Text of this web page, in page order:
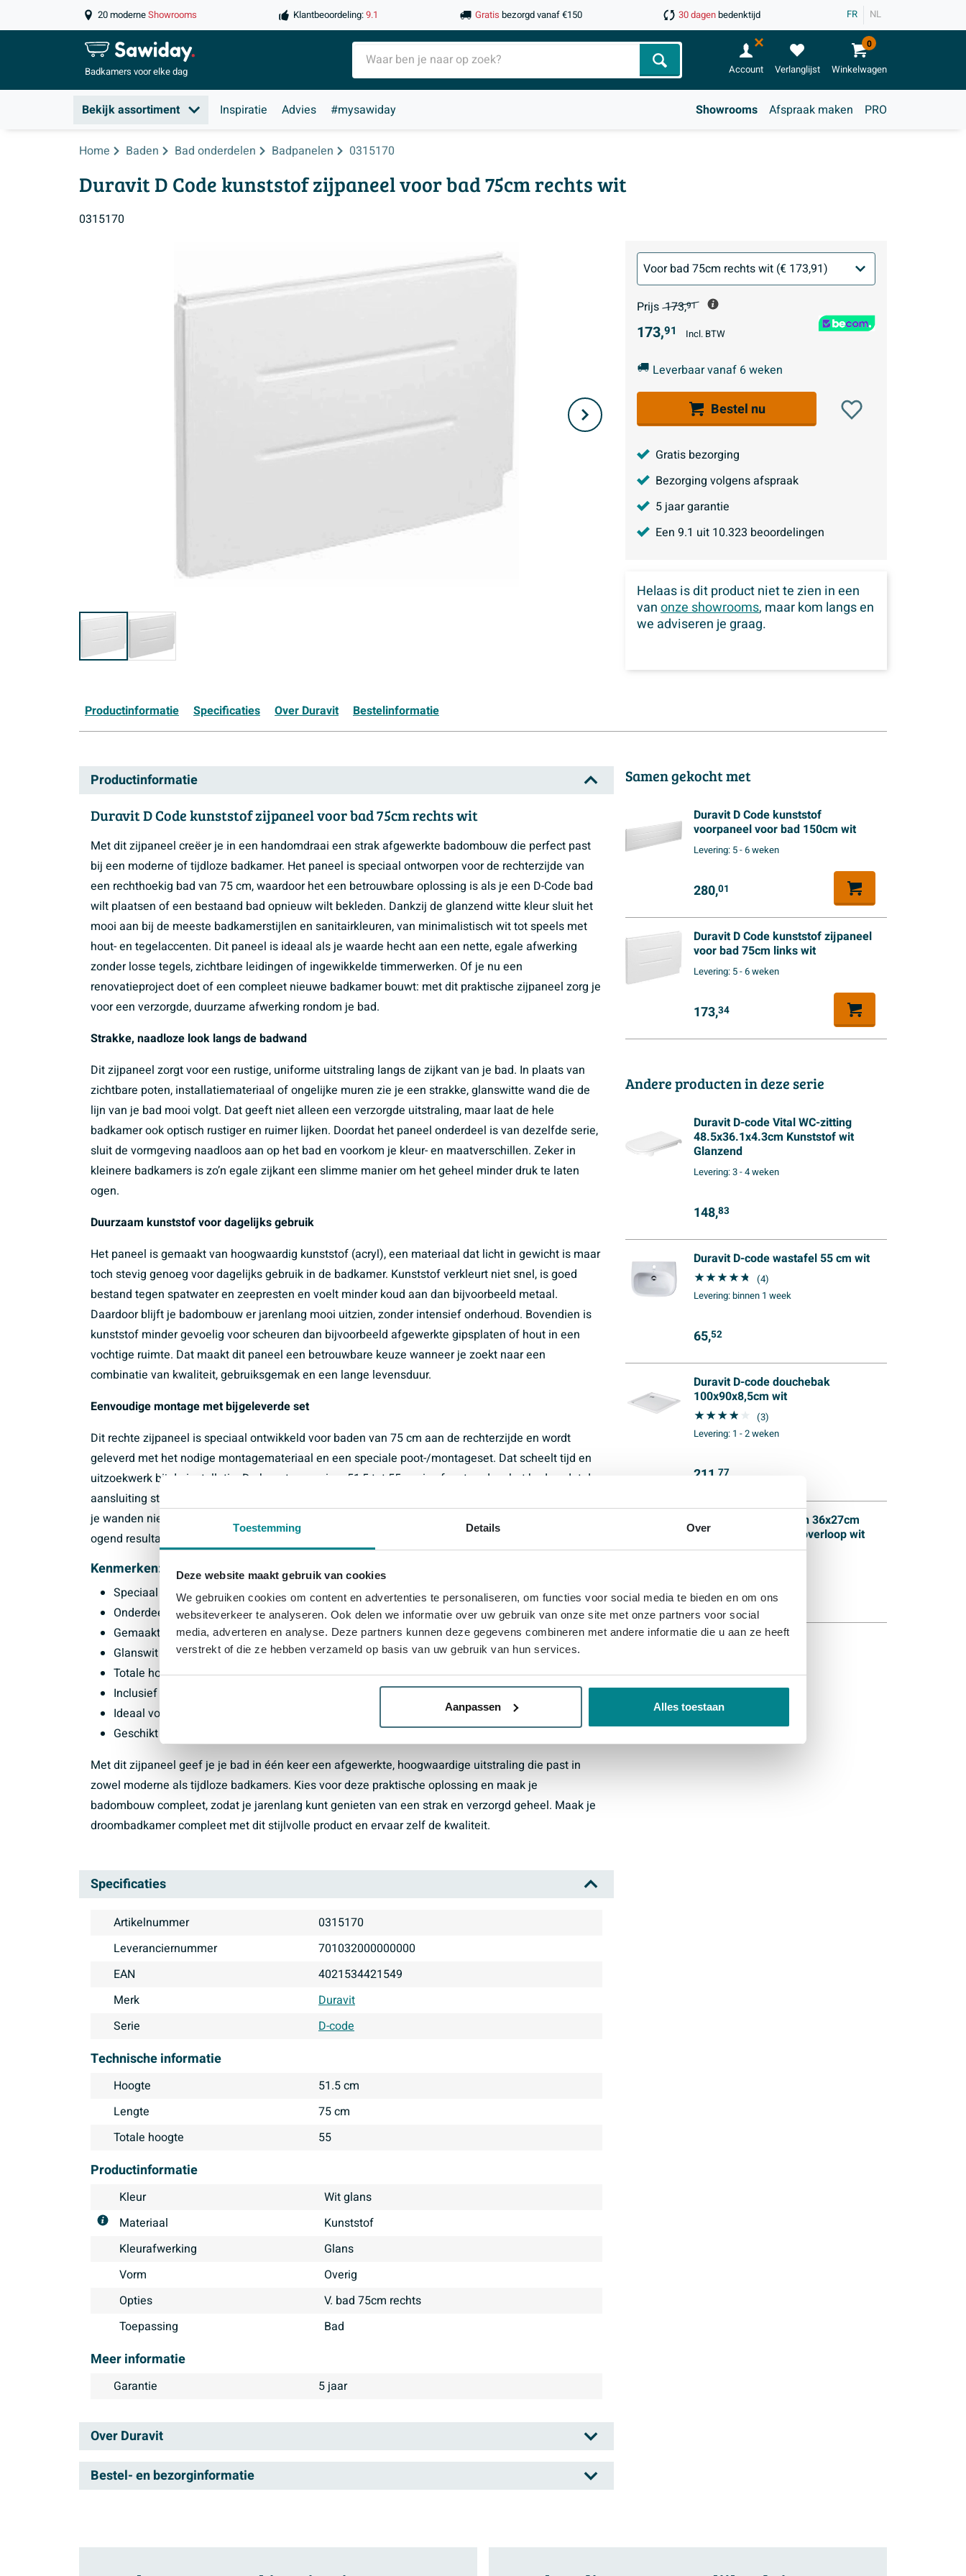
Toestemming Details Over
Deze website maakt gebruik van cookies
We gebruiken cookies om content en advertenties te personaliseren, om functies voor social media te bieden en om ons
websiteverkeer te analyseren. Ook delen we informatie over uw gebruik van onze site met onze partners voor social
media, adverteren en analyse. Deze partners kunnen deze gegevens combineren met andere informatie die u aan ze heeft
verstrekt of die ze hebben verzameld op basis van uw gebruik van hun services.
Aanpassen Alles toestaan
20 moderneShowrooms Klantbeoordeling:9.1 Gratis bezorgd vanaf €150 30 dagenbedenktijd FR NL
Badkamers voor elke dag Zoeken Account Verlanglijst Winkelwagen
0
Bekijk assortiment Inspiratie Advies #mysawiday Showrooms Afspraak maken PRO
Home Baden Bad onderdelen Badpanelen 0315170
Duravit D Code kunststof zijpaneel voor bad 75cm rechts wit
0315170
Prijs 173,91
173,91 Incl. BTW
Leverbaar vanaf 6 weken
Bestel nu
Gratis bezorging
Bezorging volgens afspraak
5 jaar garantie
Een 9.1 uit 10.323 beoordelingen
Helaas is dit product niet te zien in een
vanonze showrooms, maar kom langs en
we adviseren je graag.
Productinformatie Specificaties Over Duravit Bestelinformatie
Productinformatie
Duravit D Code kunststof zijpaneel voor bad 75cm rechts wit
Met dit zijpaneel creëer je in een handomdraai een strak afgewerkte badombouw die perfect past
bij een moderne of tijdloze badkamer. Het paneel is speciaal ontworpen voor de rechterzijde van
een rechthoekig bad van 75 cm, waardoor het een betrouwbare oplossing is als je een D-Code bad
wilt plaatsen of een bestaand bad opnieuw wilt bekleden. Dankzij de glanzend witte kleur sluit het
mooi aan bij de meeste badkamerstijlen en sanitairkleuren, van minimalistisch wit tot speels met
hout- en tegelaccenten. Dit paneel is ideaal als je waarde hecht aan een nette, egale afwerking
zonder losse tegels, zichtbare leidingen of ingewikkelde timmerwerken. Of je nu een
renovatieproject doet of een compleet nieuwe badkamer bouwt: met dit praktische zijpaneel zorg je
voor een verzorgde, duurzame afwerking rondom je bad.
Strakke, naadloze look langs de badwand
Dit zijpaneel zorgt voor een rustige, uniforme uitstraling langs de zijkant van je bad. In plaats van
zichtbare poten, installatiemateriaal of ongelijke muren zie je een strakke, glanswitte wand die de
lijn van je bad mooi volgt. Dat geeft niet alleen een verzorgde uitstraling, maar laat de hele
badkamer ook optisch rustiger en ruimer lijken. Doordat het paneel onderdeel is van dezelfde serie,
sluit de vormgeving naadloos aan op het bad en voorkom je kleur- en maatverschillen. Zeker in
kleinere badkamers is zo’n egale zijkant een slimme manier om het geheel minder druk te laten
ogen.
Duurzaam kunststof voor dagelijks gebruik
Het paneel is gemaakt van hoogwaardig kunststof (acryl), een materiaal dat licht in gewicht is maar
toch stevig genoeg voor dagelijks gebruik in de badkamer. Kunststof verkleurt niet snel, is goed
bestand tegen spatwater en zeepresten en voelt minder koud aan dan bijvoorbeeld metaal.
Daardoor blijft je badombouw er jarenlang mooi uitzien, zonder intensief onderhoud. Bovendien is
kunststof minder gevoelig voor scheuren dan bijvoorbeeld afgewerkte gipsplaten of hout in een
vochtige ruimte. Dat maakt dit paneel een betrouwbare keuze wanneer je zoekt naar een
combinatie van kwaliteit, gebruiksgemak en een lange levensduur.
Eenvoudige montage met bijgeleverde set
Dit rechte zijpaneel is speciaal ontwikkeld voor baden van 75 cm aan de rechterzijde en wordt
geleverd met het nodige montagemateriaal en een speciale poot-/montageset. Dat scheelt tijd en
uitzoekwerk bij de installatie. De hoogte van circa 51,5 tot 55 cm is afgestemd op het bad, zodat de
aansluiting strak en netjes is. Een rechte vorm maakt het uitlijnen en plaatsen eenvoudiger, ook als
je wanden niet 100% haaks lopen. Zo kun je, samen met je installateur, snel een professioneel
ogend resultaat neerzetten zonder maatwerkpanelen of tegelwerk op de zijkant van het bad.
Kenmerken:
Speciaal zijpaneel voor de rechterzijde van een bad van 75 cm breed
Onderdeel van de D-Code lijn voor een harmonieus geheel met het bijpassende bad
Gemaakt van duurzaam kunststof/acryl, geschikt voor intensief dagelijks gebruik
Glanswit oppervlak dat mooi combineert met vrijwel alle sanitairkleuren
Totale hoogte circa 51,5 - 55 cm voor een strakke aansluiting op het bad
Inclusief montagemateriaal en speciale poot-/montageset voor eenvoudige installatie
Ideaal voor een nette afwerking zonder zichtbare poten of leidingen
Geschikt als zowel nieuwbouw- als renovatieoplossing
Met dit zijpaneel geef je je bad in één keer een afgewerkte, hoogwaardige uitstraling die past in
zowel moderne als tijdloze badkamers. Kies voor deze praktische oplossing en maak je
badombouw compleet, zodat je jarenlang kunt genieten van een strak en verzorgd geheel. Maak je
droombadkamer compleet met dit stijlvolle product en ervaar zelf de kwaliteit.
Specificaties
Artikelnummer
0315170
Leveranciernummer
701032000000000
EAN
4021534421549
Merk
Duravit
Serie
D-code
Technische informatie
Hoogte
51.5 cm
Lengte
75 cm
Totale hoogte
55
Productinformatie
Kleur
Wit glans
Materiaal
Kunststof
Kleurafwerking
glans
Vorm
Overig
Opties
v. bad 75cm rechts
Toepassing
Bad
Meer informatie
Garantie 5 jaar
Over Duravit
Duravit is ontstaan in het jaar 1817 in Duitsland. Begonnen als aardewerkfabriek
groeide het in de jaren daarna rijkelijk door. In de daaropvolgende jaren breidde de
erkenning voor de tijd en moeite die ze stoppen in het ontwerpen van hun
Bestel- en bezorginformatie
Samen gekocht met
Duravit D Code kunststof
voorpaneel voor bad 150cm wit
Levering: 5 - 6 weken
280,01
Duravit D Code kunststof zijpaneel
voor bad 75cm links wit
Levering: 5 - 6 weken
173,34
Andere producten in deze serie
Duravit D-code Vital WC-zitting
48.5x36.1x4.3cm Kunststof wit
Glanzend
Levering:3 - 4 weken
148,83
Duravit D-code wastafel 55 cm wit
(4)
Levering:binnen 1 week
65,52
Duravit D-code douchebak
100x90x8,5cm wit
(3)
Levering: 1 - 2 weken
211, 77
Duravit D-code fontein 36x27cm
kraangat rechts met overloop wit
Levering:binnen 3 dagen
51,07